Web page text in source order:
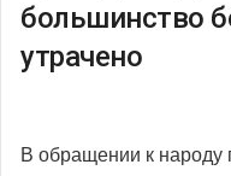
большинство
утрачено
В обращении к народу